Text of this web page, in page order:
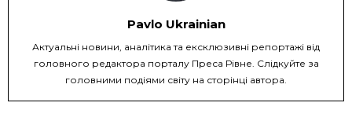
Pavlo Ukrainian
Актуальні новини, аналітика та ексклюзивні репортажі від
головного редактора порталу Преса Рівне. Слідкуйте за
головними подіями світу на сторінці автора.